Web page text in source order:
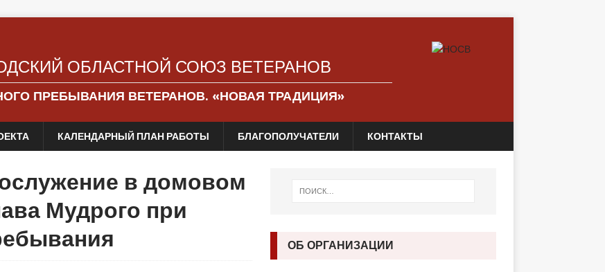
ОБЛАСТНОЙ СОЮЗ ВЕТЕРАНОВ
ПРЕБЫВАНИЯ ВЕТЕРАНОВ. «НОВАЯ ТРАДИЦИЯ»
КАЛЕНДАРНЫЙ ПЛАН РАБОТЫ БЛАГОПОЛУЧАТЕЛИ КОНТАКТЫ
в домовом
Мудрого при
ОБ ОРГАНИЗАЦИИ